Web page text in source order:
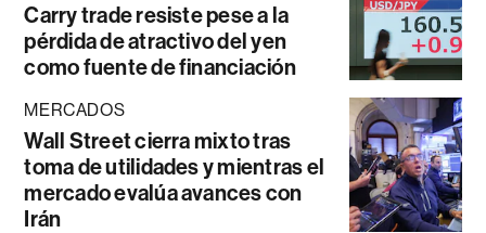
Carry trade resiste pese a la
pérdida de atractivo del yen
como fuente de financiación
MERCADOS
Wall Street cierra mixto tras
toma de utilidades y mientras el
mercado evalúa avances con
Irán